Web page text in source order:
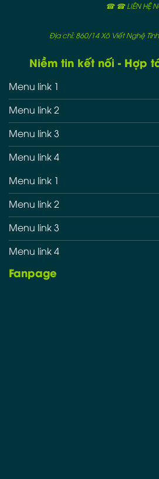
☎ ☎ LIÊN HỆ
Địa chỉ: 860/14 Xô Viết Nghệ
Niềm tin kết nối - Hợp
Menu link 1
Menu link 2
Menu link 3
Menu link 4
Menu link 1
Menu link 2
Menu link 3
Menu link 4
Fanpage